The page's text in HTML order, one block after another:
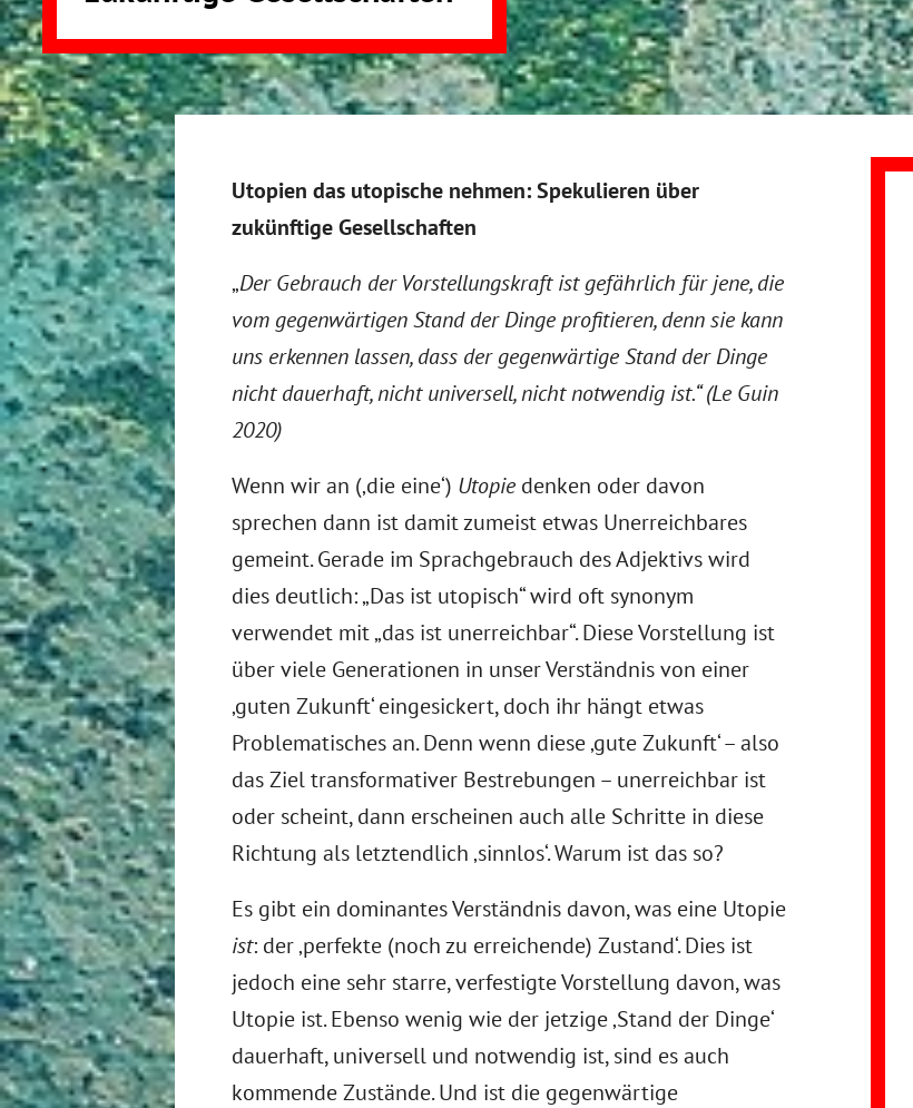
Utopien das utopische nehmen: Spekulieren über
zukünftige Gesellschaften
„Der Gebrauch der Vorstellungskraft ist gefährlich für jene, die
vom gegenwärtigen Stand der Dinge profitieren, denn sie kann
uns erkennen lassen, dass der gegenwärtige Stand der Dinge
nicht dauerhaft, nicht universell, nicht notwendig ist.“ (Le Guin
2020)
Wenn wir an (‚die eine‘) Utopiedenken oder davon
sprechen dann ist damit zumeist etwas Unerreichbares
gemeint. Gerade im Sprachgebrauch des Adjektivs wird
dies deutlich: „Das ist utopisch“ wird oft synonym
verwendet mit „das ist unerreichbar“. Diese Vorstellung ist
über viele Generationen in unser Verständnis von einer
‚guten Zukunft‘ eingesickert, doch ihr hängt etwas
Problematisches an. Denn wenn diese ‚gute Zukunft‘ – also
das Ziel transformativer Bestrebungen – unerreichbar ist
oder scheint, dann erscheinen auch alle Schritte in diese
Richtung als letztendlich ‚sinnlos‘. Warum ist das so?
Es gibt ein dominantes Verständnis davon, was eine Utopie
ist: der ‚perfekte (noch zu erreichende) Zustand‘. Dies ist
jedoch eine sehr starre, verfestigte Vorstellung davon, was
Utopie ist. Ebenso wenig wie der jetzige ‚Stand der Dinge‘
dauerhaft, universell und notwendig ist, sind es auch
kommende Zustände. Und ist die gegenwärtige